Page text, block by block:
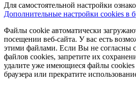
Для самостоятельной настройки
Дополнительные настройки cookies в
Файлы cookie автоматически
посещении веб-сайта. У вас есть
этими файлами. Если Вы не согласны
файлов cookies, запретите их
удалите уже имеющиеся файлы cookies
браузера или прекратите